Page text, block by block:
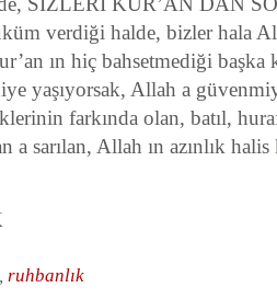
verdiği halde, bizler hala
ın hiç bahsetmediği başka
yaşıyorsak, Allah a
farkında olan, batıl,
a sarılan, Allah ın azınlık
, ruhbanlık